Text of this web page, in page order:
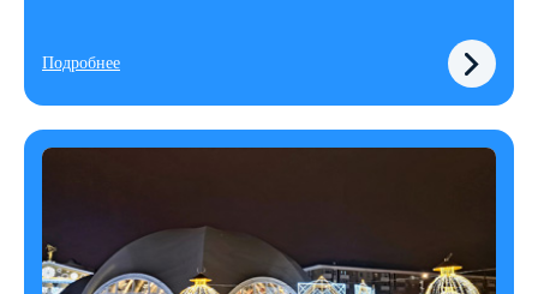
Подробнее